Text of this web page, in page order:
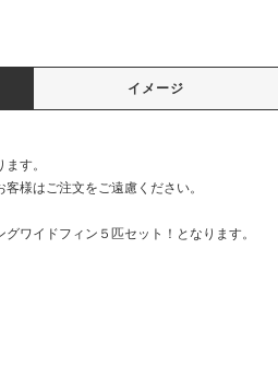
イメージ
す。
様はご注文をご遠慮ください。
ワイドフィン５匹セット！となります。